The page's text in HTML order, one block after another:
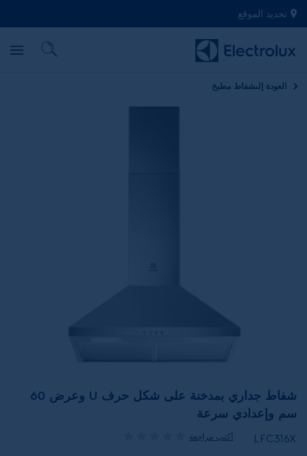
تحديد الموقع
العودة إلىشفاط مطبخ
شفاط جداري بمدخنة على شكل حرف U وعرض 60
سم وإعدادي سرعة
LFC316X أكتب مراجعة